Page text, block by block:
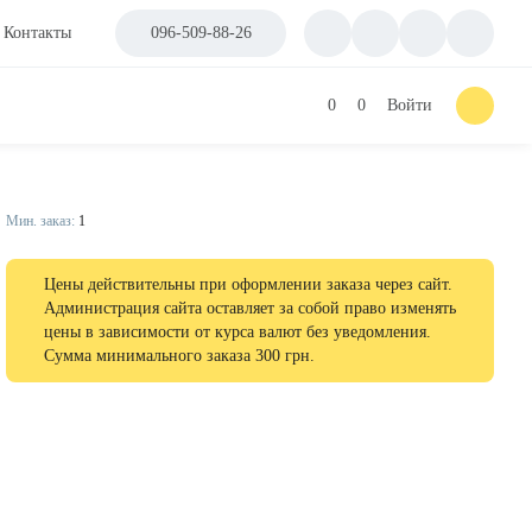
Контакты 096-509-88-26
0 0 Войти
Мин. заказ: 1
Цены действительны при оформлении заказа через сайт.
Администрация сайта оставляет за собой право изменять
цены в зависимости от курса валют без уведомления.
Сумма минимального заказа 300 грн.